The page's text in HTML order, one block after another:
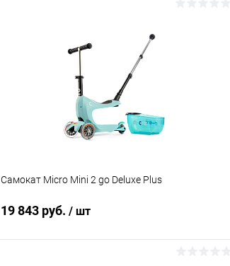
Купить в 1 клик Сравнение
Самокат Micro Mini 2 go Deluxe Plus
19 843 руб. / шт